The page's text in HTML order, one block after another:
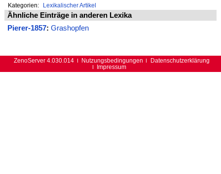
Kategorien:
Lexikalischer Artikel
Ähnliche Einträge in anderen Lexika
Pierer-1857: Grashopfen
ZenoServer 4.030.014 Nutzungsbedingungen
Datenschutzerklärung
Impressum